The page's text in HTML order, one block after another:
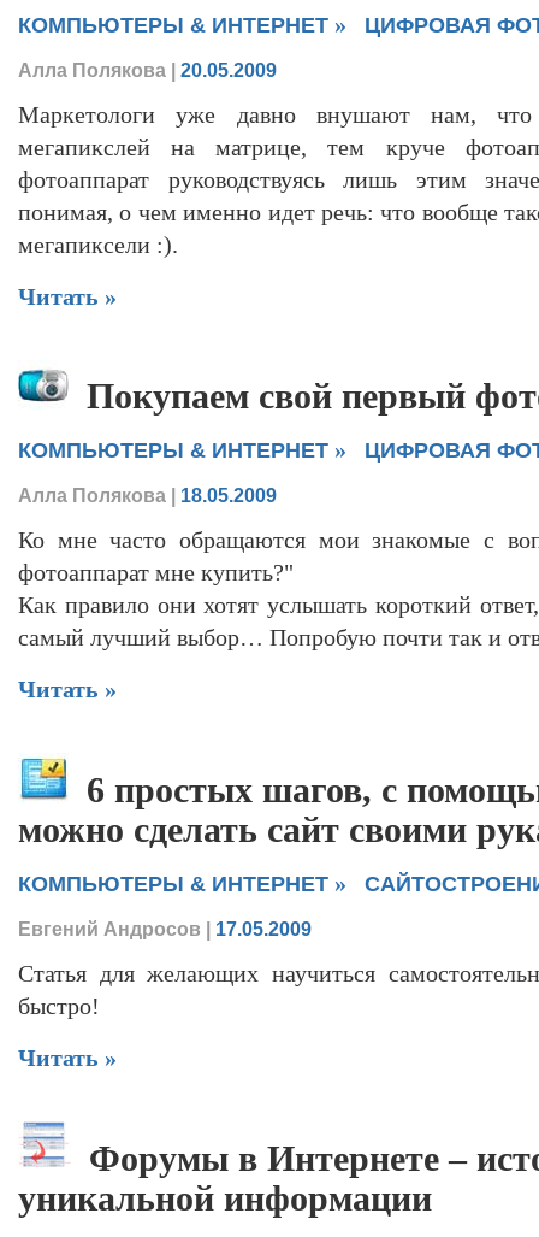
КОМПЬЮТЕРЫ & ИНТЕРНЕТ » ЦИФРОВАЯ
Алла Полякова | 20.05.2009
Маркетологи уже давно внушают нам, что
мегапикслей на матрице, тем круче
фотоаппарат руководствуясь лишь этим
понимая, о чем именно идет речь: что вообще
мегапиксели :).
Читать »
Покупаем свой первый
КОМПЬЮТЕРЫ & ИНТЕРНЕТ » ЦИФРОВАЯ
Алла Полякова 18.05.2009
Ко мне часто обращаются мои знакомые с
фотоаппарат мне купить?"
Как правило они хотят услышать короткий
самый лучший выбор… Попробую почти так и
Читать »
6 простых шагов, с
можно сделать сайт своими
КОМПЬЮТЕРЫ & ИНТЕРНЕТ »
Евгений Андросов 17.05.2009
Статья для желающих научиться
быстро!
Читать »
Форумы в Интернете –
уникальной информации